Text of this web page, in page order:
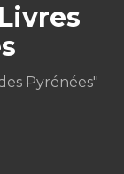
Pyrénées"